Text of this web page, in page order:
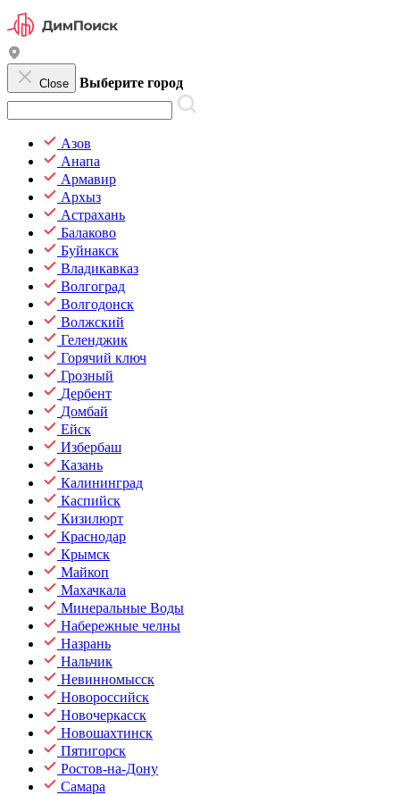
Close Выберите город
Азов
Анапа
Армавир
Архыз
Астрахань
Балаково
Буйнакск
Владикавказ
Волгоград
Волгодонск
Волжский
Геленджик
Горячий ключ
Грозный
Дербент
Домбай
Ейск
Избербаш
Казань
Калининград
Каспийск
Кизилюрт
Краснодар
Крымск
Майкоп
Махачкала
Минеральные Воды
Набережные челны
Назрань
Нальчик
Невинномысск
Новороссийск
Новочеркасск
Новошахтинск
Пятигорск
Ростов-на-Дону
Самара